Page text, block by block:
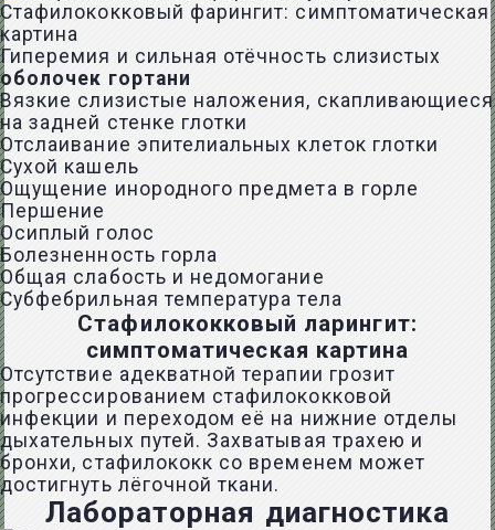
Стафилококковый фарингит: симптоматическая
картина
Гиперемия и сильная отёчность слизистых
оболочек гортани
Вязкие слизистые наложения, скапливающиеся
на задней стенке глотки
Отслаивание эпителиальных клеток глотки
Сухой кашель
Ощущение инородного предмета в горле
Першение
Осиплый голос
Болезненность горла
Общая слабость и недомогание
Субфебрильная температура тела
Стафилококковый ларингит:
симптоматическая картина
Отсутствие адекватной терапии грозит
прогрессированием стафилококковой
инфекции и переходом её на нижние отделы
дыхательных путей. Захватывая трахею и
бронхи, стафилококк со временем может
достигнуть лёгочной ткани.
Лабораторная диагностика